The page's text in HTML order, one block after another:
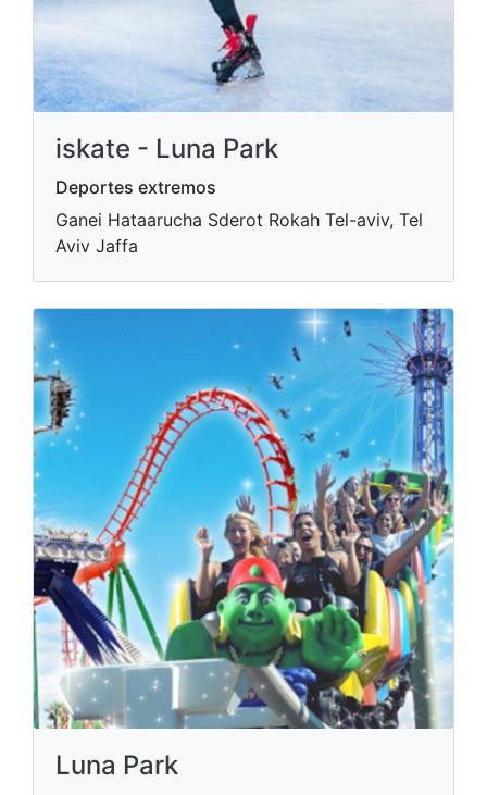
iskate - Luna Park
Deportes extremos
Ganei Hataarucha Sderot Rokah Tel-aviv, Tel
Aviv Jaffa
Luna Park